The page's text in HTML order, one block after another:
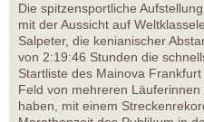
Die spitzensportliche
mit der Aussicht auf
Salpeter, die kenianischer
von 2:19:46 Stunden die
Startliste des Mainova
Feld von mehreren
haben, mit einem